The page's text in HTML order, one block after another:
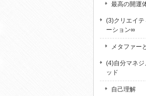
最高の開運
(3)クリエイ
ーション∞
メタファー
(4)自分マネ
ッド
自己理解